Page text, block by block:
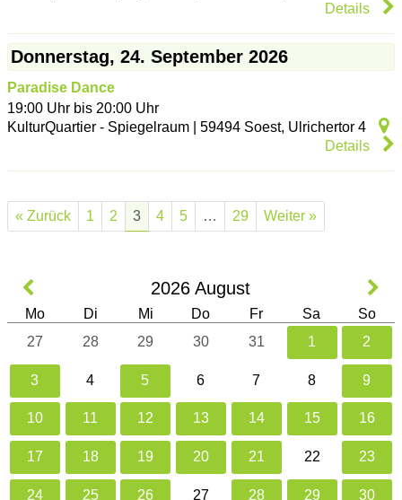
Details
Donnerstag, 24. September 2026
Paradise Dance
19:00 Uhr bis 20:00 Uhr
KulturQuartier - Spiegelraum
59494 Soest, Ulrichertor 4
Details
« Zurück 1 2 3 4 5 … 29 Weiter »
2026 August
Mo Di Mi Do Fr Sa
So
27
28 29 30 31 1 2
3 4 5 6 7 8 9
10 11 12 13 14 15 16
17 18 19 20 21 22 23
24 25 26 27 28 29 30